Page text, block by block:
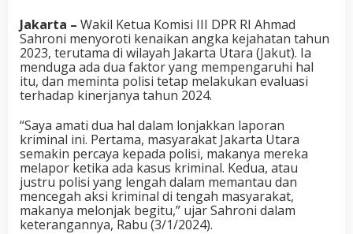
Jakarta – Wakil Ketua Komisi III DPR RI Ahmad
Sahroni menyoroti kenaikan angka kejahatan tahun
2023, terutama di wilayah Jakarta Utara (Jakut). Ia
menduga ada dua faktor yang mempengaruhi hal
itu, dan meminta polisi tetap melakukan evaluasi
terhadap kinerjanya tahun 2024.
“Saya amati dua hal dalam lonjakkan laporan
kriminal ini. Pertama, masyarakat Jakarta Utara
semakin percaya kepada polisi, makanya mereka
melapor ketika ada kasus kriminal. Kedua, atau
justru polisi yang lengah dalam memantau dan
mencegah aksi kriminal di tengah masyarakat,
makanya melonjak begitu,” ujar Sahroni dalam
keterangannya, Rabu (3/1/2024).